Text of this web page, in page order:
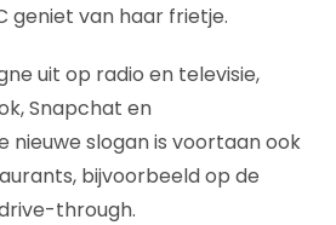
geniet van haar frietje.
uit op radio en televisie,
Snapchat en
nieuwe slogan is voortaan ook
bijvoorbeeld op de
through.